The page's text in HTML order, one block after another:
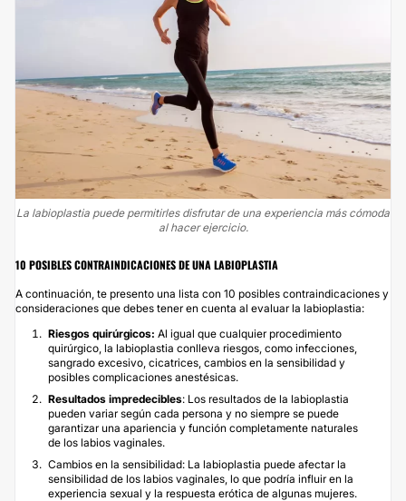
La labioplastia puede permitirles disfrutar de una experiencia más cómoda
al hacer ejercicio.
10 POSIBLES CONTRAINDICACIONES DE UNA LABIOPLASTIA
A continuación, te presento una lista con 10 posibles contraindicaciones y
consideraciones que debes tener en cuenta al evaluar la labioplastia:
Riesgos quirúrgicos: Al igual que cualquier procedimiento
quirúrgico, la labioplastia conlleva riesgos, como infecciones,
sangrado excesivo, cicatrices, cambios en la sensibilidad y
posibles complicaciones anestésicas.
Resultados impredecibles: Los resultados de la labioplastia
pueden variar según cada persona y no siempre se puede
garantizar una apariencia y función completamente naturales
de los labios vaginales.
Cambios en la sensibilidad: La labioplastia puede afectar la
sensibilidad de los labios vaginales, lo que podría influir en la
experiencia sexual y la respuesta erótica de algunas mujeres.